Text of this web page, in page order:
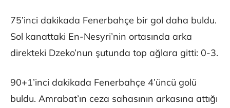
75’inci dakikada Fenerbahçe bir gol daha buldu.
Sol kanattaki En-Nesyri’nin ortasında arka
direkteki Dzeko’nun şutunda top ağlara gitti: 0-3.
90+1’inci dakikada Fenerbahçe 4’üncü golü
buldu. Amrabat’ın ceza sahasının arkasına attığı